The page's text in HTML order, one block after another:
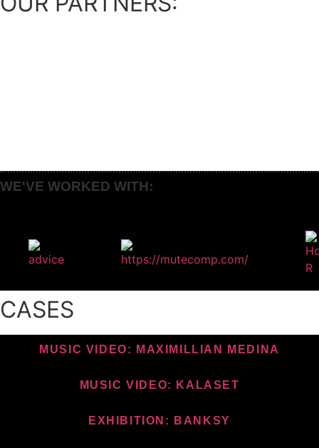
WE'VE WORKED WITH:​
CASES
MUSIC VIDEO: MAXIMILLIAN MEDINA
MUSIC VIDEO: KALASET
EXHIBITION: BANKSY